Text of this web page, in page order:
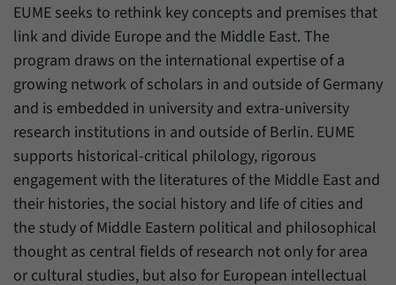
EUME seeks to rethink key concepts and premises that
link and divide Europe and the Middle East. The
program draws on the international expertise of a
growing network of scholars in and outside of Germany
and is embedded in university and extra-university
research institutions in and outside of Berlin. EUME
supports historical-critical philology, rigorous
engagement with the literatures of the Middle East and
their histories, the social history and life of cities and
the study of Middle Eastern political and philosophical
thought as central fields of research not only for area
or cultural studies, but also for European intellectual
Anbieter Matomo
Laufzeit 30 Minuten
Zweck
Daten über den aktuellen Aufenthalt von
Besuchern auf unserer Internetseite
speichern.